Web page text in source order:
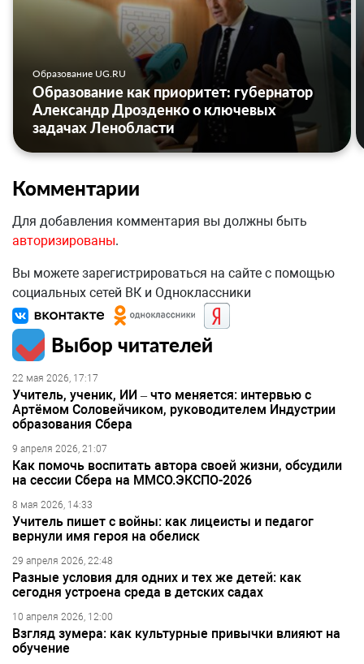
Образование UG.RU
Образование как приоритет: губернатор
Александр Дрозденко о ключевых
задачах Ленобласти
Комментарии
Для добавления комментария вы должны быть
авторизированы.
Вы можете зарегистрироваться на сайте с помощью
социальных сетей ВК и Одноклассники
Выбор читателей
22 мая 2026, 17:17
Учитель, ученик, ИИ – что меняется: интервью с
Артёмом Соловейчиком, руководителем Индустрии
образования Сбера
9 апреля 2026, 21:07
Как помочь воспитать автора своей жизни, обсудили
на сессии Сбера на ММСО.ЭКСПО-2026
8 мая 2026, 14:33
Учитель пишет с войны: как лицеисты и педагог
вернули имя героя на обелиск
29 апреля 2026, 22:48
Разные условия для одних и тех же детей: как
сегодня устроена среда в детских садах
10 апреля 2026, 12:00
Взгляд зумера: как культурные привычки влияют на
обучение